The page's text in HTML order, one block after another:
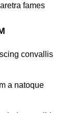
fames
convallis
a natoque